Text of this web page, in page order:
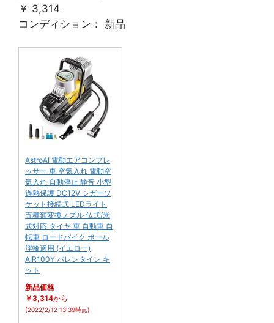
￥ 3,314
コンディション： 新品
AstroAI 電動エアコンプレ
ッサー 車 空気入れ 電動空
気入れ 自動停止 静音 小型
過熱保護 DC12V シガーソ
ケット接続式 LEDライト
五種類変換ノズル 仏式/米
式対応 タイヤ 車 自動車 自
転車 ロードバイク ボール
浮輪適用 (イエロー)
AIR100Y バレンタイン キ
ット
新品価格
￥3,314から
(2022/2/12 13:39時点)